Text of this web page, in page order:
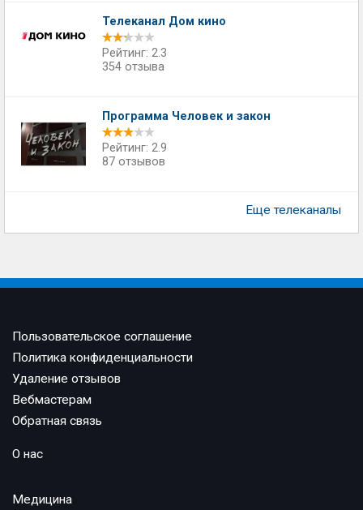
Телеканал Дом кино
Рейтинг: 2.3
354 отзыва
Программа Человек и закон
Рейтинг: 2.9
87 отзывов
Еще телеканалы
Пользовательское соглашение
Политика конфиденциальности
Удаление отзывов
Вебмастерам
Обратная связь
О нас
Медицина